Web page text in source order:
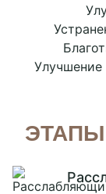
Улучшение